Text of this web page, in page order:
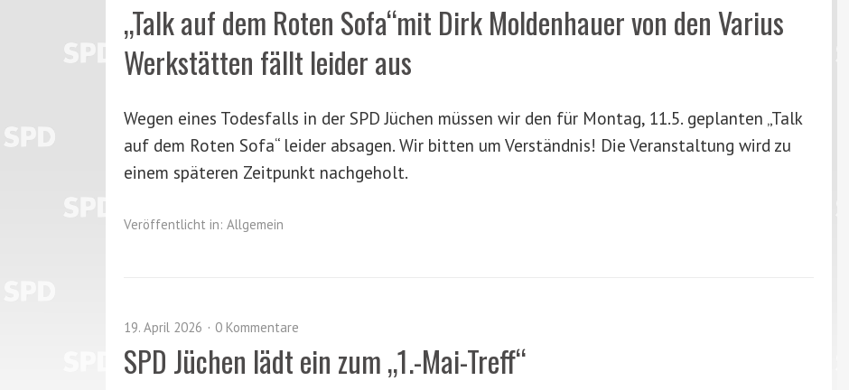
„Talk auf dem Roten Sofa“mit Dirk Moldenhauer von den Varius
Werkstätten fällt leider aus
Wegen eines Todesfalls in der SPD Jüchen müssen wir den für Montag, 11.5. geplanten „Talk
auf dem Roten Sofa“ leider absagen. Wir bitten um Verständnis! Die Veranstaltung wird zu
einem späteren Zeitpunkt nachgeholt.
Veröffentlicht in: Allgemein
19. April 2026 0 Kommentare
SPD Jüchen lädt ein zum „1.-Mai-Treff“